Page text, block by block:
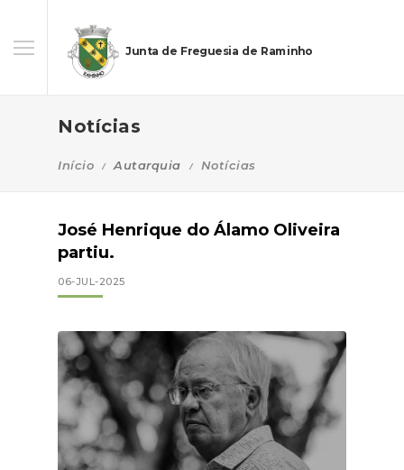
Junta de Freguesia de Raminho
Notícias
Início Autarquia Notícias
José Henrique do Álamo Oliveira
partiu.
06-JUL-2025